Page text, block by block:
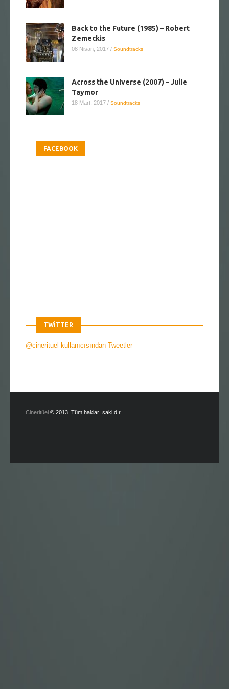
Back to the Future (1985) – Robert
Zemeckis
08 Nisan, 2017 / Soundtracks
Across the Universe (2007) – Julie
Taymor
18 Mart, 2017 / Soundtracks
FACEBOOK
TWITTER
@cinerituel kullanıcısından Tweetler
Cineritüel © 2013. Tüm hakları saklıdır.